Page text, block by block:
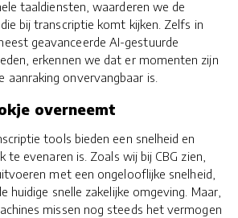
taaldiensten, waarderen we de
bij transcriptie komt kijken. Zelfs in
geavanceerde AI-gestuurde
erkennen we dat er momenten zijn
aanraking onvervangbaar is.
overneemt
tools bieden een snelheid en
evenaren is. Zoals wij bij CBG zien,
met een ongelooflijke snelheid,
huidige snelle zakelijke omgeving. Maar,
missen nog steeds het vermogen